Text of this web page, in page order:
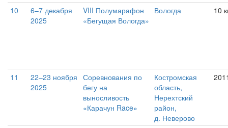
10
6–7 декабря
2025
VIII Полумарафон
«Бегущая Вологда»
Вологда 10
11
22–23 ноября
2025
Соревнования по
бегу на
выносливость
«Карачун Race»
Костромская
область,
Нерехтский
район,
д. Неверово